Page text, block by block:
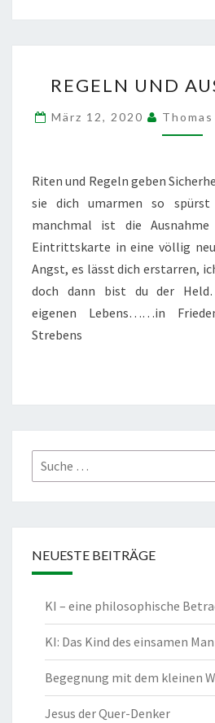
UND
REGELN UND
März 12, 2020 Thomas
Riten und Regeln geben
sie dich umarmen so
manchmal ist die
Eintrittskarte in eine völlig
Angst, es lässt dich erstarren,
doch dann bist du der
eigenen Lebens……in
Strebens
Suche
nach:
NEUESTE BEITRÄGE
KI – eine philosophische
KI: Das Kind des einsamen
Begegnung mit dem kleinen
Jesus der Quer-Denker